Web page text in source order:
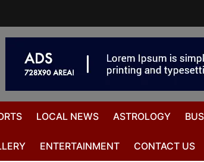
LOCAL NEWS ASTROLOGY
ENTERTAINMENT CONTACT US